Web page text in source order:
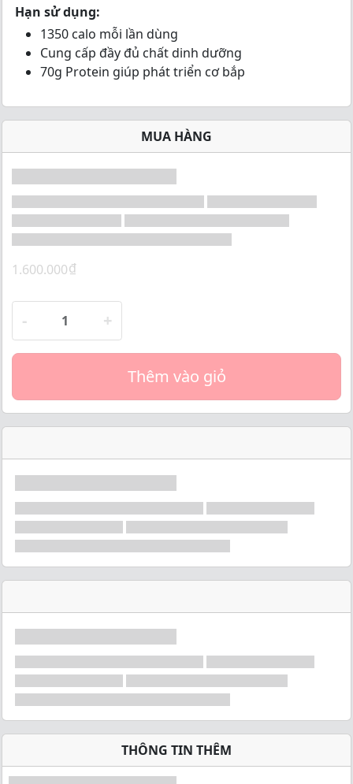
d
5
Hạn sử dụng:
1350 calo mỗi lần dùng
Cung cấp đầy đủ chất dinh dưỡng
70g Protein giúp phát triển cơ bắp
MUA HÀNG
1.600.000₫
- +
Thêm vào giỏ
THÔNG TIN THÊM